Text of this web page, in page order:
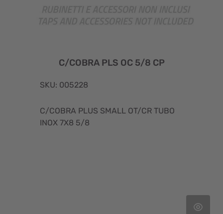
C/COBRA PLS OC 5/8 CP
SKU: 005228
C/COBRA PLUS SMALL OT/CR TUBO
INOX 7X8 5/8